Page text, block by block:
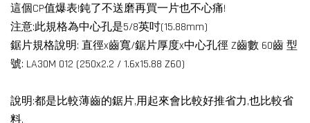
這個CP值爆表!鈍了不送磨再買一片也不心痛!
注意:此規格為中心孔是5/8英吋(15.88mm)
鋸片規格說明: 直徑x齒寬/鋸片厚度x中心孔徑 Z齒數 60齒 型
號: LA30M 012 (250x2.2 / 1.6x15.88 Z60)
說明:都是比較薄齒的鋸片,用起來會比較好推省力,也比較省
料.